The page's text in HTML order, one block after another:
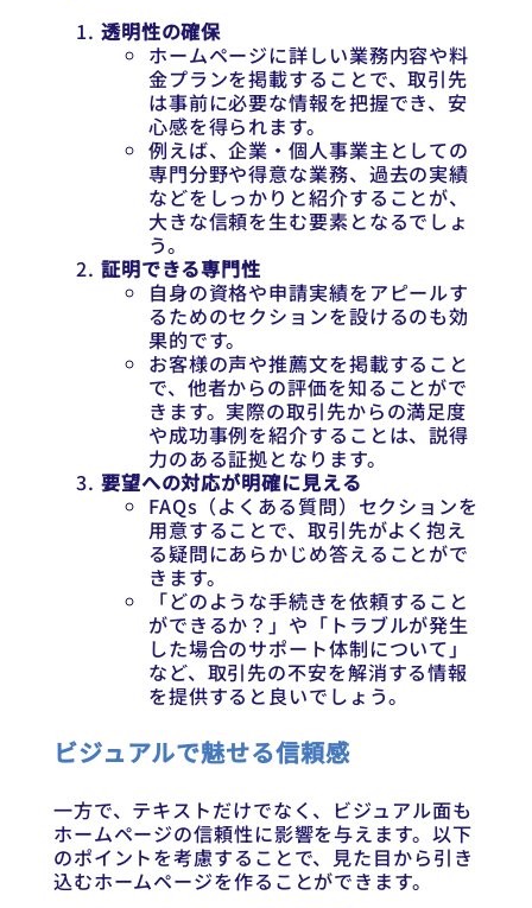
透明性の確保
ホームページに詳しい業務内容や料
金プランを掲載することで、取引先
は事前に必要な情報を把握でき、安
心感を得られます。
例えば、企業・個人事業主としての
専門分野や得意な業務、過去の実績
などをしっかりと紹介することが、
大きな信頼を生む要素となるでしょ
う。
証明できる専門性
自身の資格や申請実績をアピールす
るためのセクションを設けるのも効
果的です。
お客様の声や推薦文を掲載すること
で、他者からの評価を知ることがで
きます。実際の取引先からの満足度
や成功事例を紹介することは、説得
力のある証拠となります。
要望への対応が明確に見える
FAQs（よくある質問）セクションを
用意することで、取引先がよく抱え
る疑問にあらかじめ答えることがで
きます。
「どのような手続きを依頼すること
ができるか？」や「トラブルが発生
した場合のサポート体制について」
など、取引先の不安を解消する情報
を提供すると良いでしょう。
ビジュアルで魅せる信頼感
一方で、テキストだけでなく、ビジュアル面も
ホームページの信頼性に影響を与えます。以下
のポイントを考慮することで、見た目から引き
込むホームページを作ることができます。